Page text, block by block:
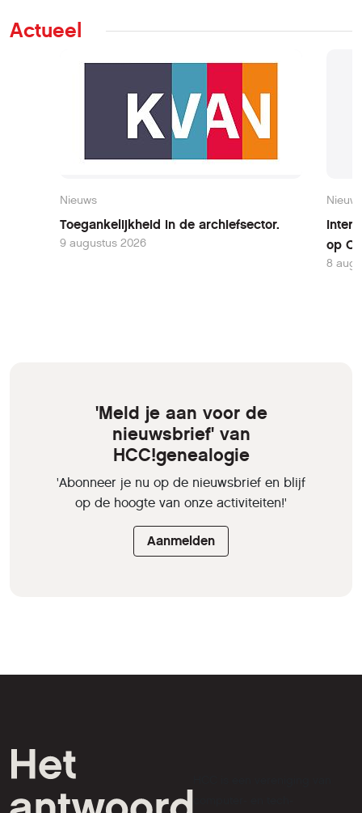
Actueel
Nieuws
Toegankelijkheid in de archiefsector.
9 augustus 2026
op
8
'Meld je aan voor de
nieuwsbrief' van
HCC!genealogie
'Abonneer je nu op de nieuwsbrief en blijf
op de hoogte van onze activiteiten!'
Aanmelden